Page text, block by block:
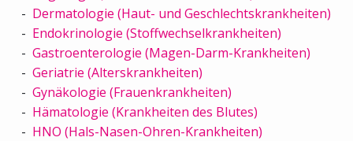
Dermatologie (Haut- und Geschlechtskrankheiten)
Endokrinologie (Stoffwechselkrankheiten)
Gastroenterologie (Magen-Darm-Krankheiten)
Geriatrie (Alterskrankheiten)
Gynäkologie (Frauenkrankheiten)
Hämatologie (Krankheiten des Blutes)
HNO (Hals-Nasen-Ohren-Krankheiten)